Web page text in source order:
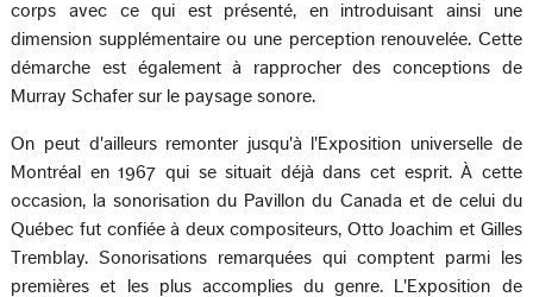
corps avec ce qui est présenté, en introduisant ainsi une
dimension supplémentaire ou une perception renouvelée. Cette
démarche est également à rapprocher des conceptions de
Murray Schafer sur le paysage sonore.
On peut d'ailleurs remonter jusqu'à l'Exposition universelle de
Montréal en 1967 qui se situait déjà dans cet esprit. À cette
occasion, la sonorisation du Pavillon du Canada et de celui du
Québec fut confiée à deux compositeurs, Otto Joachim et Gilles
Tremblay. Sonorisations remarquées qui comptent parmi les
premières et les plus accomplies du genre. L'Exposition de